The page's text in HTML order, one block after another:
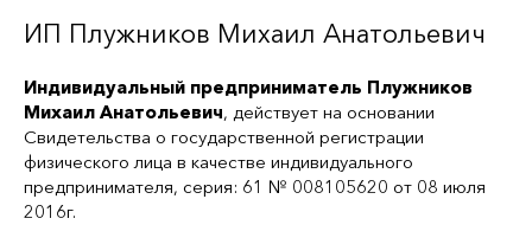
ИП Плужников Михаил Анатольевич
Индивидуальный предприниматель Плужников
Михаил Анатольевич, действует на основании
Свидетельства о государственной регистрации
физического лица в качестве индивидуального
предпринимателя, серия: 61 № 008105620 от 08 июля
2016г.